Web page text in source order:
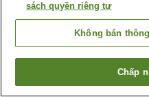
Nhà Tắm Công Cộng (Có
Trang chủ Nhật Bản Tỉnh
Tìm
sách quyền riêng tư
Không bán
Chấp